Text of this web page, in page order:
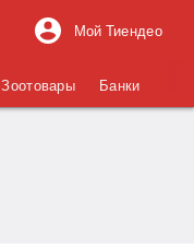
Мой Тиендео
Зоотовары Банки